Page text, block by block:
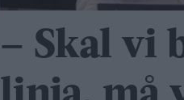
– Skal vi